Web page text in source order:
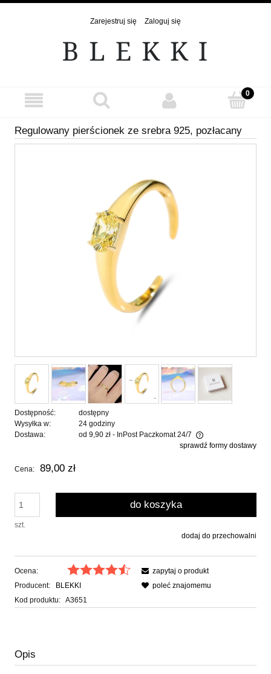
Zarejestruj się Zaloguj się
Regulowany pierścionek ze srebra 925, pozłacany
Dostępność:
dostępny
Wysyłka w:
24 godziny
Dostawa:
od 9,90 zł - InPost Paczkomat 24/7
Cena nie zawiera ewentualnych kosztów płatnościsprawdź formy dostawy
Cena: 89,00 zł
szt.
do koszyka
dodaj do przechowalni
Ocena:
Producent:
BLEKKI
Kod produktu: A3651
zapytaj o produkt
poleć znajomemu
Opis